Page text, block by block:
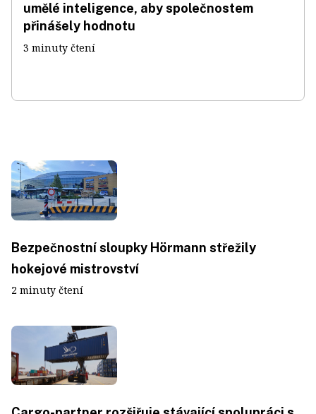
umělé inteligence, aby společnostem
přinášely hodnotu
3 minuty čtení
Bezpečnostní sloupky Hörmann střežily
hokejové mistrovství
2 minuty čtení